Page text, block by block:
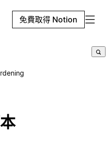
免費取得 Notion